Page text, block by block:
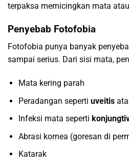
terpaksa memicingkan mata
Penyebab Fotofobia
Fotofobia punya banyak
sampai serius. Dari sisi mata,
Mata kering parah
Peradangan seperti uveitis
Infeksi mata seperti
Abrasi kornea (goresan di
Katarak